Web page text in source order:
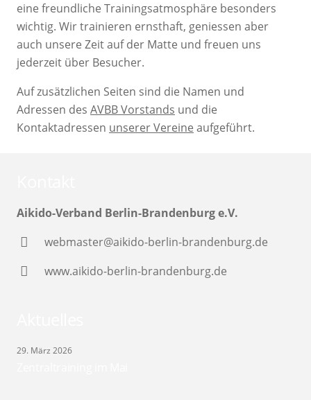
eine freundliche Trainingsatmosphäre besonders
wichtig. Wir trainieren ernsthaft, geniessen aber
auch unsere Zeit auf der Matte und freuen uns
jederzeit über Besucher.
Auf zusätzlichen Seiten sind die Namen und
Adressen des AVBB Vorstands und die
Kontaktadressen unserer Vereine aufgeführt.
Aikido-Verband Berlin-Brandenburg e.V.
webmaster@aikido-berlin-brandenburg.de
www.aikido-berlin-brandenburg.de
29. März 2026